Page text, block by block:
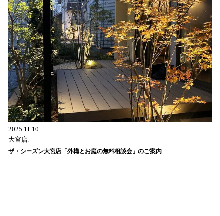
2025.11.10
大宮店,
ザ・シーズン大宮店「外構とお庭の無料相談会」のご案内